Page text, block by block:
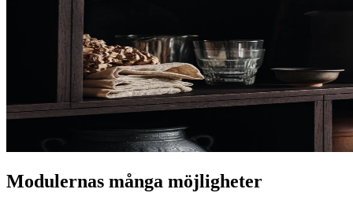
Modulernas många möjligheter